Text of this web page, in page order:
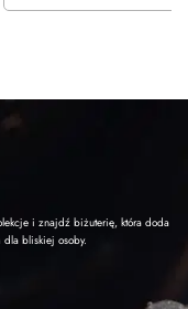
i znajdź biżuterię, która doda
dla bliskiej osoby.